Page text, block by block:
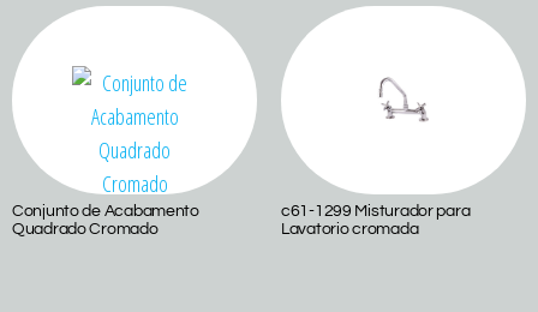
Conjunto de Acabamento
Quadrado Cromado
c61-1299 Misturador para
Lavatorio cromada